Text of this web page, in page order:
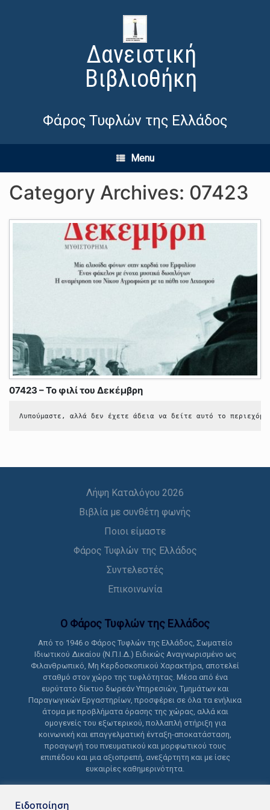
Δανειστική
Βιβλιοθήκη
Φάρος Τυφλών της Ελλάδος
Menu
Category Archives: 07423
07423 – Το φιλί του Δεκέμβρη
Λυπούμαστε, αλλά δεν έχετε άδεια να δείτε αυτό το
Λήψη Καταλόγου 2026
Βιβλία με συνθέτη φωνής
Ποιοι είμαστε
Φάρος Τυφλών της Ελλάδος
Συντελεστές
Επικοινωνία
Ο Φάρος Τυφλών της Ελλάδoς
Από το 1946 ο Φάρος Τυφλών της Ελλάδος, Σωματείο
Ιδιωτικού Δικαίου (Ν.Π.Ι.Δ.) Ειδικώς Αναγνωρισμένο ως
Φιλανθρωπικό, Μη Κερδοσκοπικού Χαρακτήρα, αποτελεί
σταθμό στον χώρο της τυφλότητας. Μέσα από ένα
ευρύτατο δίκτυο δωρεάν Υπηρεσιών, Τμημάτων και
Παραγωγικών Εργαστηρίων, προσφέρει σε όλα τα ενήλικα
άτομα με προβλήματα όρασης της χώρας, αλλά και
ομογενείς του εξωτερικού, πολλαπλή στήριξη για
κοινωνική και επαγγελματική ένταξη-αποκατάσταση,
προαγωγή του πνευματικού και μορφωτικού τους
επιπέδου και μια αξιοπρεπή, ανεξάρτητη και με ίσες
ευκαιρίες καθημερινότητα.
Ειδοποίηση